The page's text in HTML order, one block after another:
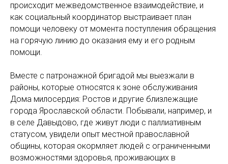
происходит межведомственное взаимодействие, и
как социальный координатор выстраивает план
помощи человеку от момента поступления обращения
на горячую линию до оказания ему и его родным
помощи.
Вместе с патронажной бригадой мы выезжали в
районы, которые относятся к зоне обслуживания
Дома милосердия: Ростов и другие близлежащие
города Ярославской области. Побывали, например, и
в селе Давыдово, где живут люди с паллиативным
статусом, увидели опыт местной православной
общины, которая окормляет людей с ограниченными
возможностями здоровья, проживающих в